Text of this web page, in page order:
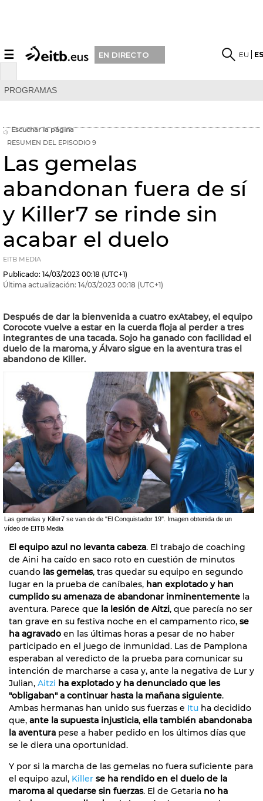
☰ EN DIRECTO EU
PROGRAMAS
Escuchar la página
RESUMEN DEL EPISODIO 9
Las gemelas
abandonan fuera de sí
y Killer7 se rinde sin
acabar el duelo
EITB MEDIA
Publicado: 14/03/2023 00:18 (UTC+1)
Última actualización: 14/03/2023 00:18 (UTC+1)
Después de dar la bienvenida a cuatro exAtabey, el equipo
Corocote vuelve a estar en la cuerda floja al perder a tres
integrantes de una tacada. Sojo ha ganado con facilidad el
duelo de la maroma, y Álvaro sigue en la aventura tras el
abandono de Killer.
Las gemelas y Killer7 se van de de "El Conquistador 19". Imagen obtenida de un
vídeo de EITB Media
El equipo azul no levanta cabeza. El trabajo de coaching
de Aini ha caído en saco roto en cuestión de minutos
cuando las gemelas, tras quedar su equipo en segundo
lugar en la prueba de caníbales, han explotado y han
cumplido su amenaza de abandonar inminentemente la
aventura. Parece que la lesión de Aitzi, que parecía no ser
tan grave en su festiva noche en el campamento rico, se
ha agravado en las últimas horas a pesar de no haber
participado en el juego de inmunidad. Las de Pamplona
esperaban al veredicto de la prueba para comunicar su
intención de marcharse a casa y, ante la negativa de Lur y
Julian, Aitzi ha explotado y ha denunciado que les
"obligaban" a continuar hasta la mañana siguiente.
Ambas hermanas han unido sus fuerzas e Itu ha decidido
que, ante la supuesta injusticia, ella también abandonaba
la aventura pese a haber pedido en los últimos días que
se le diera una oportunidad.
Y por si la marcha de las gemelas no fuera suficiente para
el equipo azul, Killer se ha rendido en el duelo de la
maroma al quedarse sin fuerzas. El de Getaria no ha